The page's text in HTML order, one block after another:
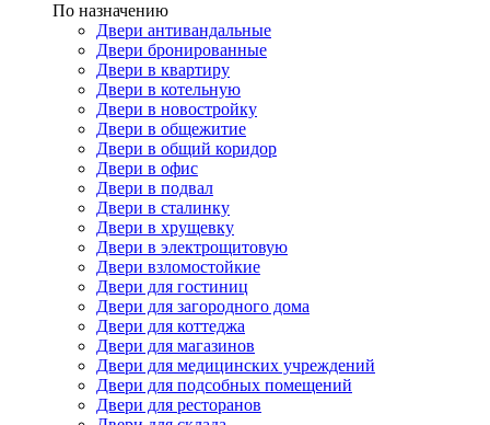
По назначению
Двери антивандальные
Двери бронированные
Двери в квартиру
Двери в котельную
Двери в новостройку
Двери в общежитие
Двери в общий коридор
Двери в офис
Двери в подвал
Двери в сталинку
Двери в хрущевку
Двери в электрощитовую
Двери взломостойкие
Двери для гостиниц
Двери для загородного дома
Двери для коттеджа
Двери для магазинов
Двери для медицинских учреждений
Двери для подсобных помещений
Двери для ресторанов